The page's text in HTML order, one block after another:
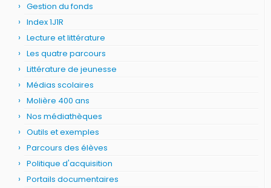
Gestion du fonds
Index 1J1R
Lecture et littérature
Les quatre parcours
Littérature de jeunesse
Médias scolaires
Molière 400 ans
Nos médiathèques
Outils et exemples
Parcours des élèves
Politique d'acquisition
Portails documentaires